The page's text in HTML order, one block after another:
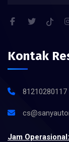
Kontak
81210280117
Jam Operasional: